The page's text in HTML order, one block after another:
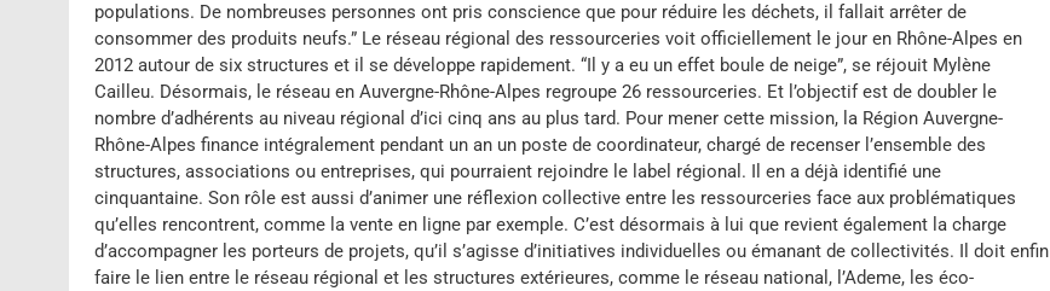
populations. De nombreuses personnes ont pris conscience que pour réduire les déchets, il fallait arrêter de
consommer des produits neufs.” Le réseau régional des ressourceries voit officiellement le jour en Rhône-Alpes en
2012 autour de six structures et il se développe rapidement. “Il y a eu un effet boule de neige”, se réjouit Mylène
Cailleu. Désormais, le réseau en Auvergne-Rhône-Alpes regroupe 26 ressourceries. Et l’objectif est de doubler le
nombre d’adhérents au niveau régional d’ici cinq ans au plus tard. Pour mener cette mission, la Région Auvergne-
Rhône-Alpes finance intégralement pendant un an un poste de coordinateur, chargé de recenser l’ensemble des
structures, associations ou entreprises, qui pourraient rejoindre le label régional. Il en a déjà identifié une
cinquantaine. Son rôle est aussi d’animer une réflexion collective entre les ressourceries face aux problématiques
qu’elles rencontrent, comme la vente en ligne par exemple. C’est désormais à lui que revient également la charge
d’accompagner les porteurs de projets, qu’il s’agisse d’initiatives individuelles ou émanant de collectivités. Il doit enfin
faire le lien entre le réseau régional et les structures extérieures, comme le réseau national, l’Ademe, les éco-